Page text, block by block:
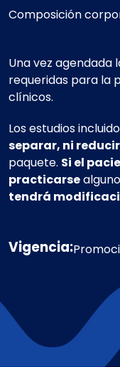
Composición
Una vez agendada
requeridas para la
clínicos.
Los estudios
separar, ni reducir
paquete. Si el
practicarse
tendrá
Vigencia: